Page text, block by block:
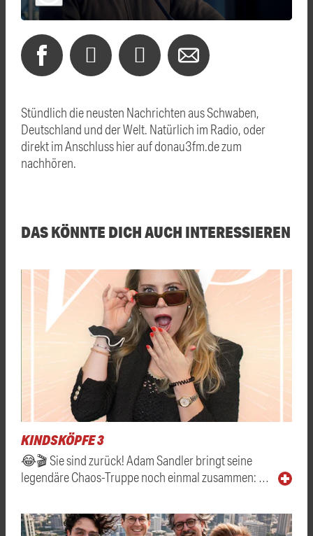
Stündlich die neusten Nachrichten aus Schwaben,
Deutschland und der Welt. Natürlich im Radio, oder
direkt im Anschluss hier auf donau3fm.de zum
nachhören.
DAS KÖNNTE DICH AUCH INTERESSIEREN
KINDSKÖPFE 3
😂🎬 Sie sind zurück! Adam Sandler bringt seine
legendäre Chaos-Truppe noch einmal zusammen: …